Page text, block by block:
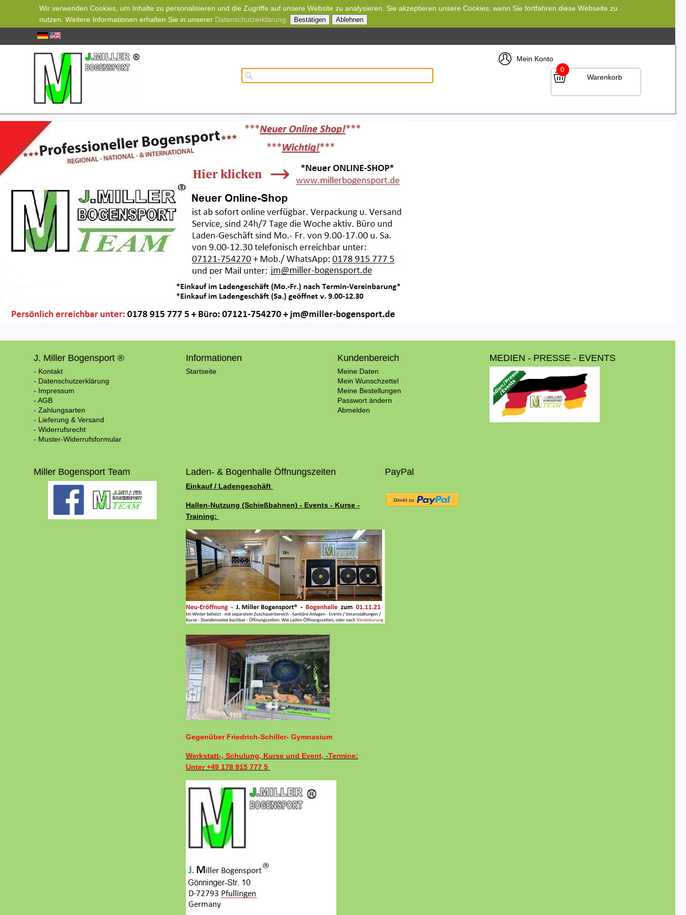
Wir verwenden Cookies, um Inhalte zu personalisieren und die Zugriffe auf unsere Website zu analysieren. Sie akzeptieren unsere Cookies, wenn Sie fortfahren diese Webseite zu
nutzen. Weitere Informationen erhalten Sie in unserer Datenschutzerklärung Bestätigen Ablehnen
Mein Konto
0
Warenkorb
J. Miller Bogensport ®
- Kontakt
- Datenschutzerklärung
- Impressum
- AGB
- Zahlungsarten
- Lieferung & Versand
- Widerrufsrecht
- Muster-Widerrufsformular
Informationen
Startseite
Kundenbereich
Meine Daten
Mein Wunschzettel
Meine Bestellungen
Passwort ändern
Abmelden
MEDIEN - PRESSE - EVENTS
Miller Bogensport Team Laden- & Bogenhalle Öffnungszeiten
Einkauf / Ladengeschäft
Hallen-Nutzung (Schießbahnen) - Events - Kurse -
Training:
Gegenüber Friedrich-Schiller- Gymnasium
Werkstatt-, Schulung, Kurse und Event, -Termine:
Unter +49 178 915 777 5
PayPal